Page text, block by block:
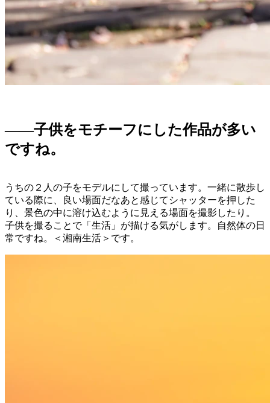
――子供をモチーフにした作品が多い
ですね。
うちの２人の子をモデルにして撮っています。一緒に散歩し
ている際に、良い場面だなあと感じてシャッターを押した
り、景色の中に溶け込むように見える場面を撮影したり。
子供を撮ることで「生活」が描ける気がします。自然体の日
常ですね。＜湘南生活＞です。